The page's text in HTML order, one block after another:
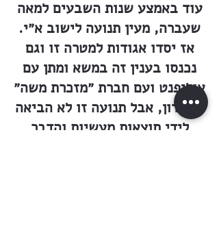
עוד באמצע שנות השבעים למאה
שעברה, מעין תנועה לישוב א״י.
אז יסדו אגודות למטרה זו וגם
נכנסו בענין זה במשא ומתן עם
אוליפנט ועם חברת ״מזכרת משה״
בלונדון, אבל תנועה זו לא הביאה
לידי תוצאות מעשיות והדבר